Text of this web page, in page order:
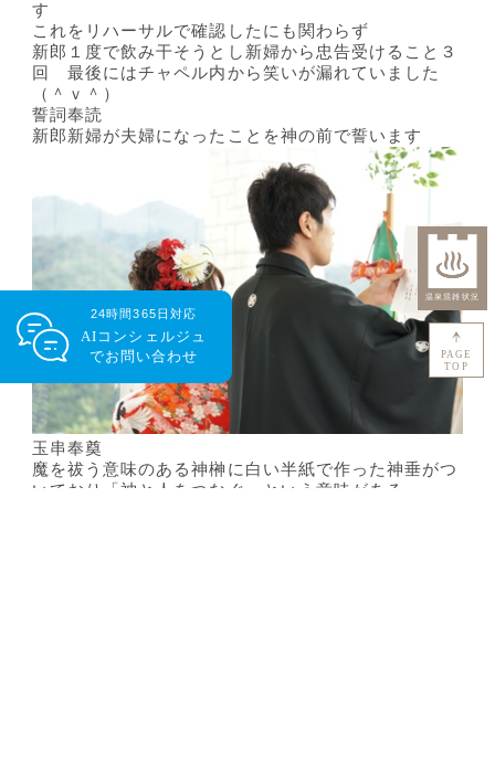
す
これをリハーサルで確認したにも関わらず
新郎１度で飲み干そうとし新婦から忠告受けること３
回 最後にはチャペル内から笑いが漏れていました
（＾ｖ＾）
誓詞奉読
新郎新婦が夫婦になったことを神の前で誓います
玉串奉奠
魔を祓う意味のある神榊に白い半紙で作った神垂がつ
いており「神と人をつなぐ」という意味がある
PAGE
TOP
24時間365日対応
AIコンシェルジュ
でお問い合わせ